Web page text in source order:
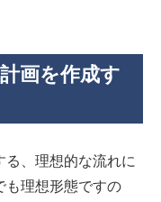
画を作成す
、理想的な流れに
も理想形態ですの